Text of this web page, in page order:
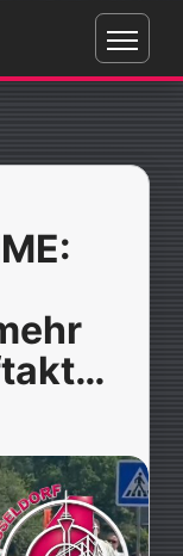
Menü